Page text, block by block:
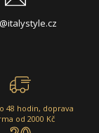
48 hodin, doprava
od 2000 Kč